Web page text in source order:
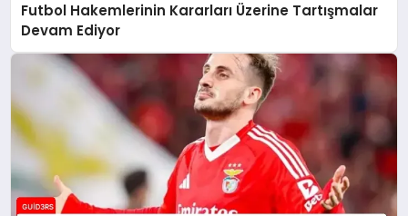
Futbol Hakemlerinin Kararları Üzerine Tartışmalar
Devam Ediyor